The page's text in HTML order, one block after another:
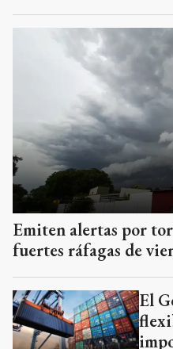
Emiten alertas por
fuertes ráfagas de
El